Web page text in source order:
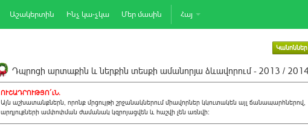
Աշակերտին Ինչ կա-չկա Մեր մասին Հայ
Կանոններ
Դպրոցի արտաքին և ներքին տեսքի ամանորյա ձևավորում - 2013 / 2014
ՈՒՇԱԴՐՈՒԹՅՈ´ւՆ.
Այն աշխատանքներն, որոնք մրցույթի շրջանակներում միավորներ կկուտակեն այլ ճանապարհներով,
արդյուքների ամփոփման ժամանակ կզրոյացվեն և հաշվի չեն առնվի: